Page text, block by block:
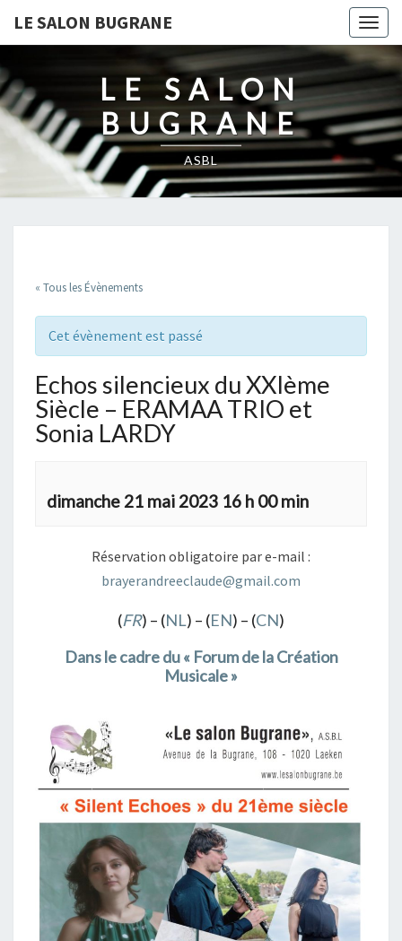
LE SALON BUGRANE
LE SALON
BUGRANE
ASBL
« Tous les Évènements
Cet évènement est passé
Echos silencieux du XXIème
Siècle – ERAMAA TRIO et
Sonia LARDY
dimanche 21 mai 2023 16 h 00 min
Réservation obligatoire par e-mail :
brayerandreeclaude@gmail.com
(FR) – (NL) – (EN) – (CN)
Dans le cadre du « Forum de la Création
Musicale »